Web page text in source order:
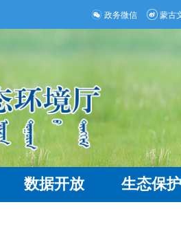
政务微信 蒙古
数据开放 生态保护